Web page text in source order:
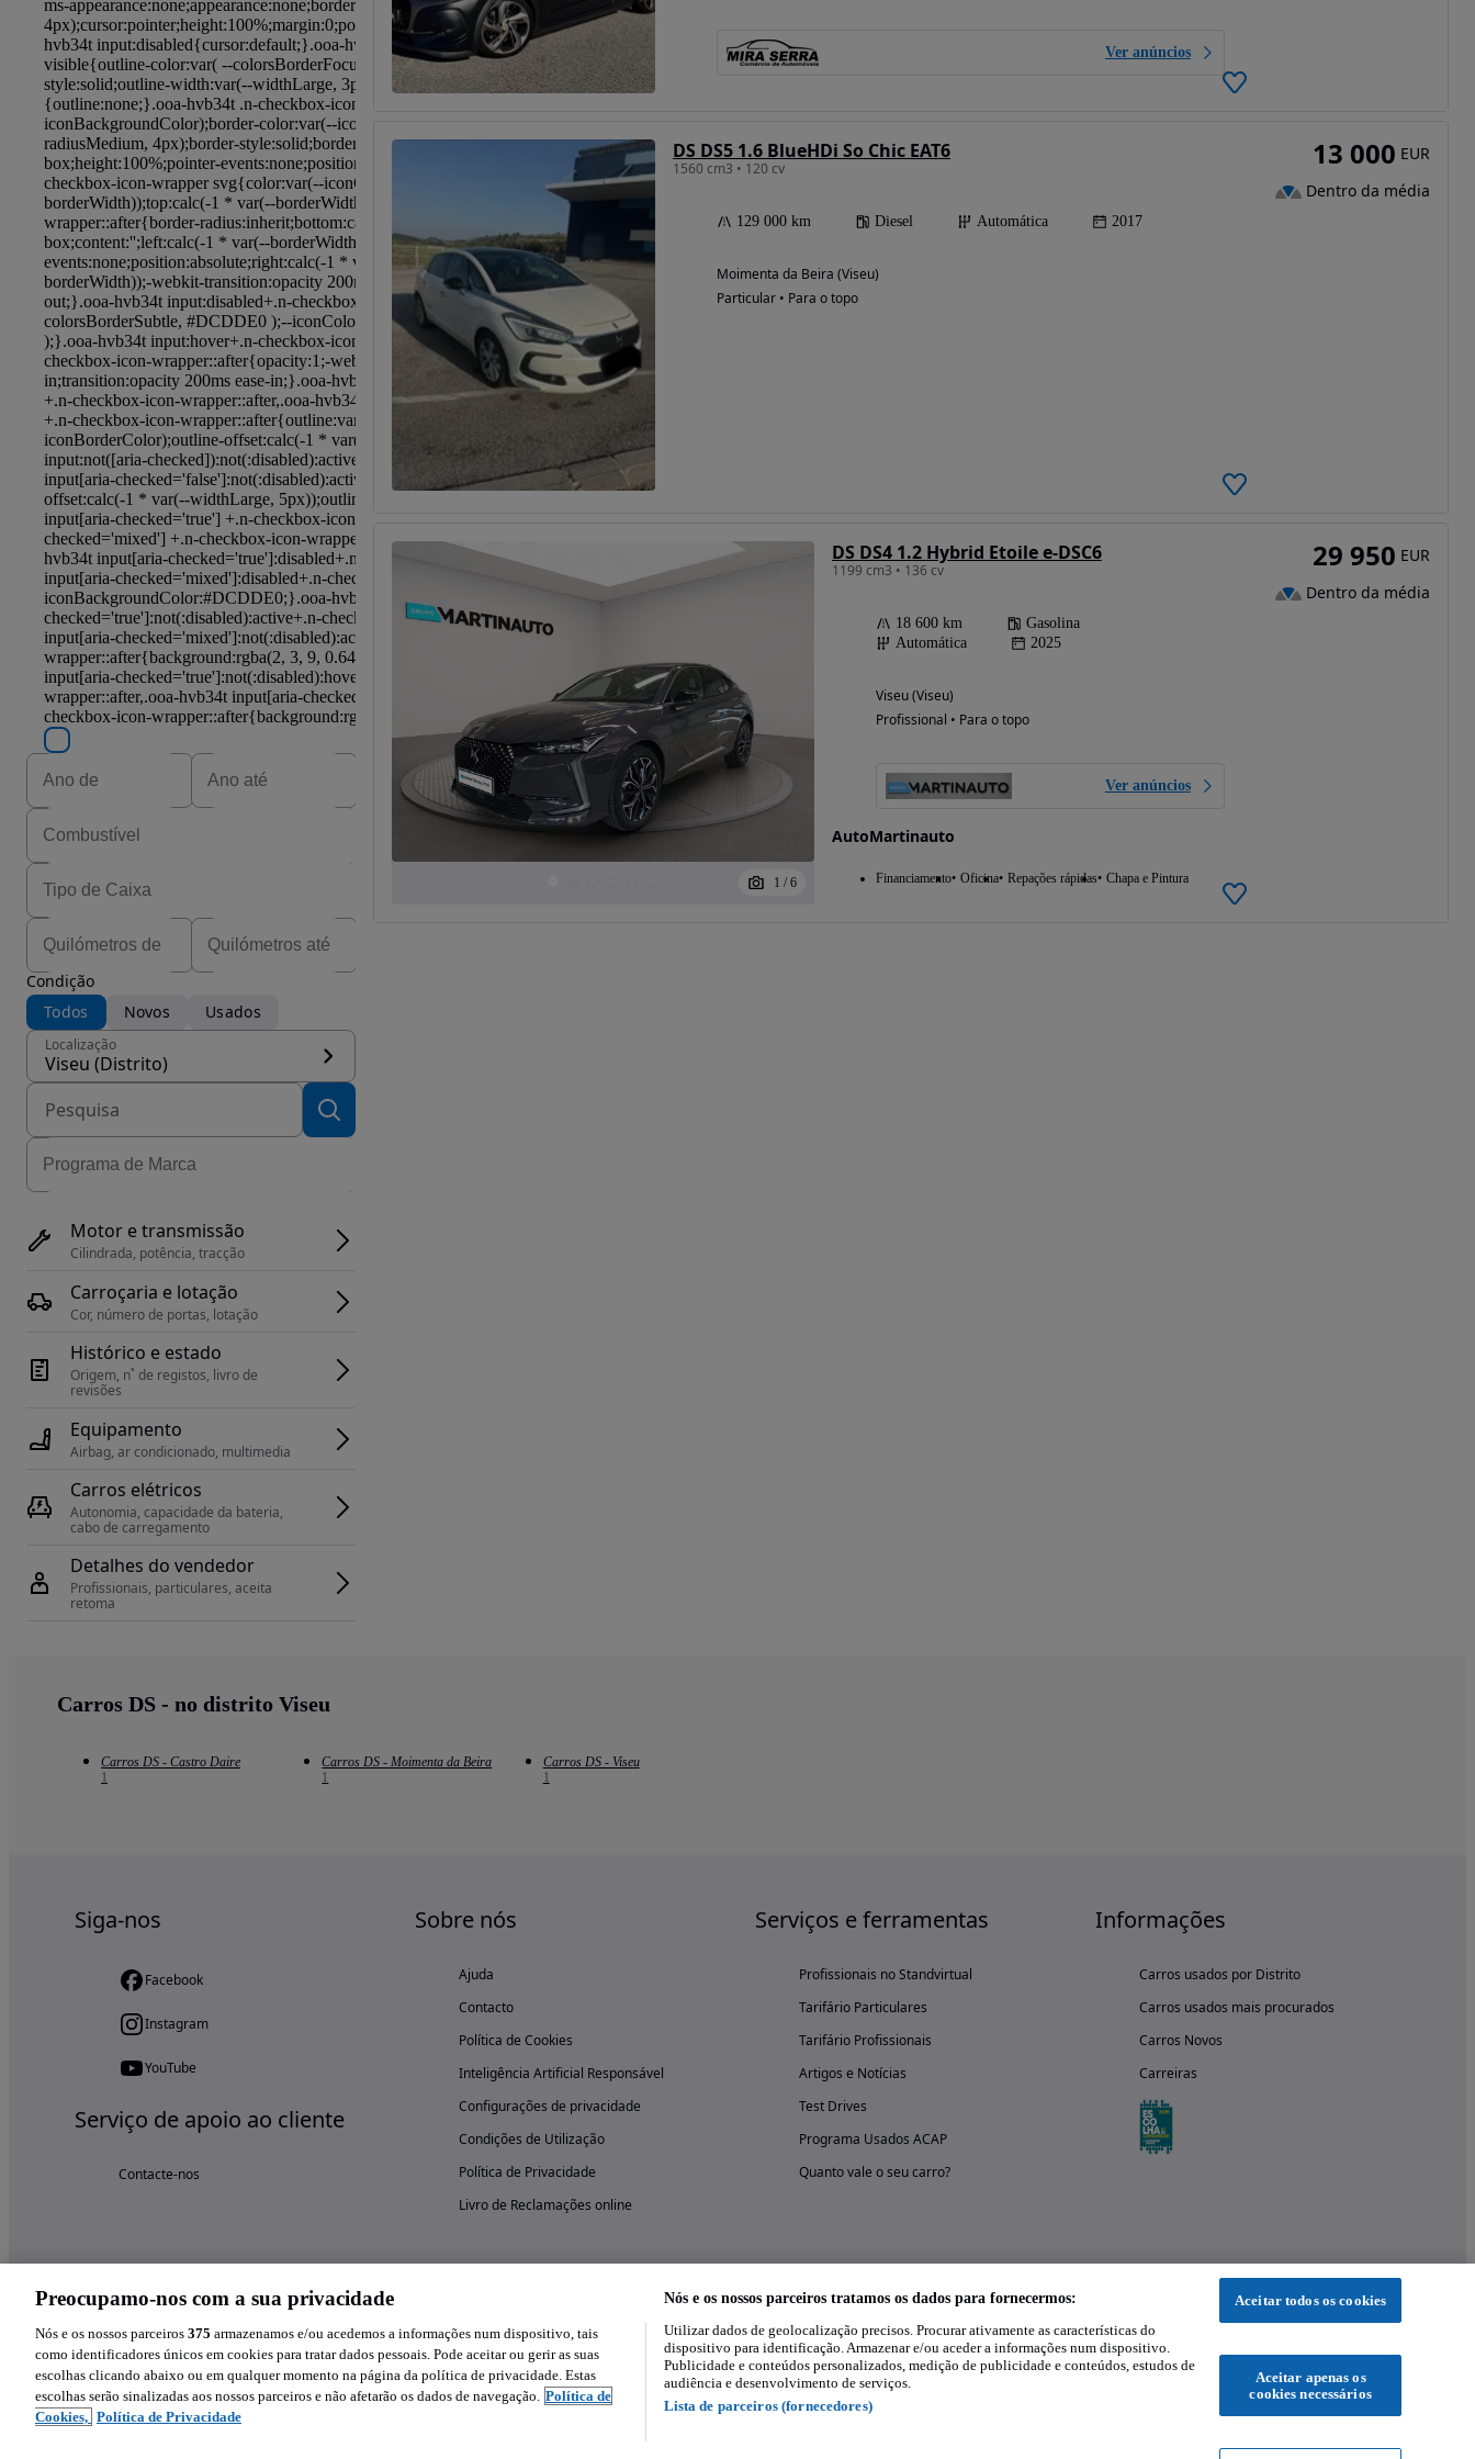
Condição
Todos
Novos Usados
Localização
Viseu (Distrito)
Motor e transmissão
Cilindrada, potência, tracção
Carroçaria e lotação
Cor, número de portas, lotação
Histórico e estado
Origem, n˚ de registos, livro de
revisões
Equipamento
Airbag, ar condicionado, multimedia
Carros elétricos
Autonomia, capacidade da bateria,
cabo de carregamento
Detalhes do vendedor
Profissionais, particulares, aceita
retoma
Ver anúncios
DS DS5 1.6 BlueHDi So Chic EAT6
1560 cm3 • 120 cv
129 000 km Diesel Automática 2017
Moimenta da Beira (Viseu)
Particular • Para o topo
13 000 EUR
Dentro da média
1 / 6
DS DS4 1.2 Hybrid Etoile e-DSC6
1199 cm3 • 136 cv
18 600 km
Gasolina
Automática
2025
Viseu (Viseu)
Profissional • Para o topo
Ver anúncios
AutoMartinauto
Financiamento Oficina Repações rápidas Chapa e Pintura
29 950 EUR
Dentro da média
Carros DS - no distrito Viseu
Carros DS - Castro Daire
1
Carros DS - Moimenta da Beira
1
Carros DS - Viseu
1
Siga-nos
Facebook
Instagram
YouTube
Serviço de apoio ao cliente
Contacte-nos
Sobre nós
Ajuda
Contacto
Política de Cookies
Inteligência Artificial Responsável
Configurações de privacidade
Condições de Utilização
Política de Privacidade
Livro de Reclamações online
Serviços e ferramentas
Profissionais no Standvirtual
Tarifário Particulares
Tarifário Profissionais
Artigos e Notícias
Test Drives
Programa Usados ACAP
Quanto vale o seu carro?
Informações
Carros usados por Distrito
Carros usados mais procurados
Carros Novos
Carreiras
Experimenta a aplicação
Preocupamo-nos com a sua privacidade
Nós e os nossos parceiros 375 armazenamos e/ou acedemos a informações num dispositivo, tais
como identificadores únicos em cookies para tratar dados pessoais. Pode aceitar ou gerir as suas
escolhas clicando abaixo ou em qualquer momento na página da política de privacidade. Estas
escolhas serão sinalizadas aos nossos parceiros e não afetarão os dados de navegação. Política de
Cookies, Política de Privacidade
Nós e os nossos parceiros tratamos os dados para fornecermos:
Utilizar dados de geolocalização precisos. Procurar ativamente as características do
dispositivo para identificação. Armazenar e/ou aceder a informações num dispositivo.
Publicidade e conteúdos personalizados, medição de publicidade e conteúdos, estudos de
audiência e desenvolvimento de serviços.
Lista de parceiros (fornecedores)
Aceitar todos os cookies
Aceitar apenas os
cookies necessários